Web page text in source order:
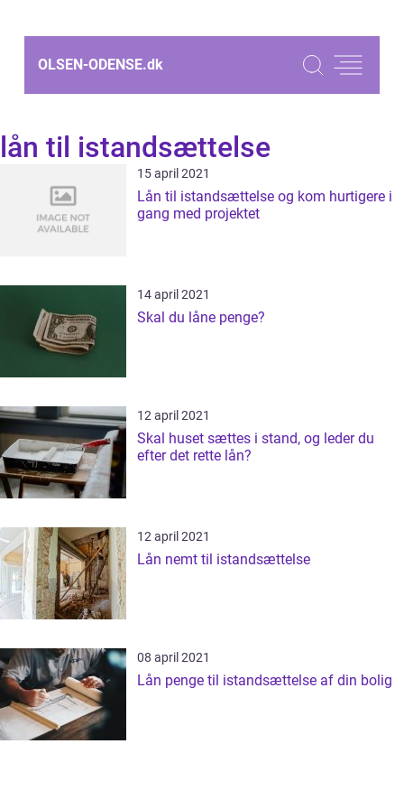
OLSEN-ODENSE.dk
lån til istandsættelse
15 april 2021
Lån til istandsættelse og kom hurtigere i
gang med projektet
14 april 2021
Skal du låne penge?
12 april 2021
Skal huset sættes i stand, og leder du
efter det rette lån?
12 april 2021
Lån nemt til istandsættelse
08 april 2021
Lån penge til istandsættelse af din bolig